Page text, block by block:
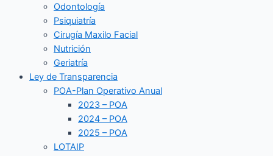
Odontología
Psiquiatría
Cirugía Maxilo Facial
Nutrición
Geriatría
Ley de Transparencia
POA-Plan Operativo Anual
2023 – POA
2024 – POA
2025 – POA
LOTAIP